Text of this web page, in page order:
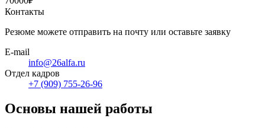
Контакты
Резюме можете отправить на почту или оставьте заявку
E-mail
info@26alfa.ru
Отдел кадров
+7 (909) 755-26-96
Основы нашей работы